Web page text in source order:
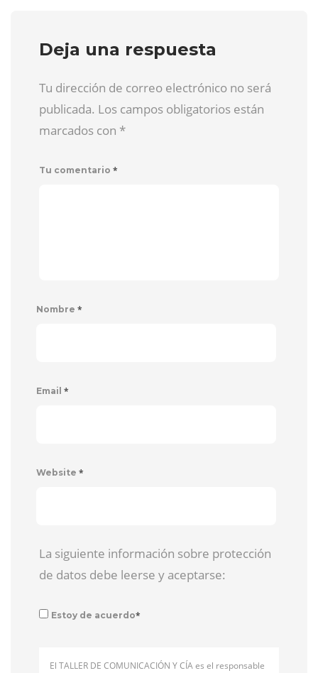
Deja una respuesta
Tu dirección de correo electrónico no será
publicada. Los campos obligatorios están
marcados con *
Tu comentario *
Nombre *
Email *
Website *
La siguiente información sobre protección
de datos debe leerse y aceptarse:
Estoy de acuerdo*
El TALLER DE COMUNICACIÓN Y CÍA es el responsable